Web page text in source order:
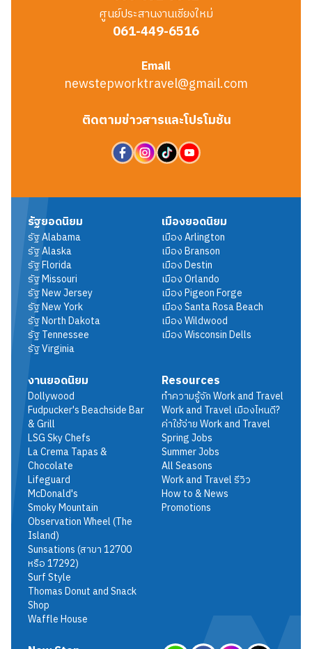
ศูนย์ประสานงานเชียงใหม่
061-449-6516
Email
newstepworktravel@gmail.com
ติดตามข่าวสารและโปรโมชัน
รัฐยอดนิยม
รัฐAlabama
รัฐAlaska
รัฐFlorida
รัฐMissouri
รัฐNew Jersey
รัฐNew York
รัฐNorth Dakota
รัฐTennessee
รัฐVirginia
เมืองยอดนิยม
เมืองArlington
เมืองBranson
เมืองDestin
เมืองOrlando
เมืองPigeon Forge
เมืองSanta Rosa Beach
เมืองWildwood
เมืองWisconsin Dells
งานยอดนิยม
Dollywood
Fudpucker's Beachside Bar
& Grill
LSG Sky Chefs
La Crema Tapas &
Chocolate
Lifeguard
McDonald's
Smoky Mountain
Observation Wheel (The
Island)
Sunsations (สาขา 12700
หรือ 17292)
Surf Style
Thomas Donut and Snack
Shop
Waffle House
Resources
ทำความรู้จัก Work and Travel
Work and Travel เมืองไหนดี?
ค่าใช้จ่าย Work and Travel
Spring Jobs
Summer Jobs
All Seasons
Work and Travel รีวิว
How to & News
Promotions